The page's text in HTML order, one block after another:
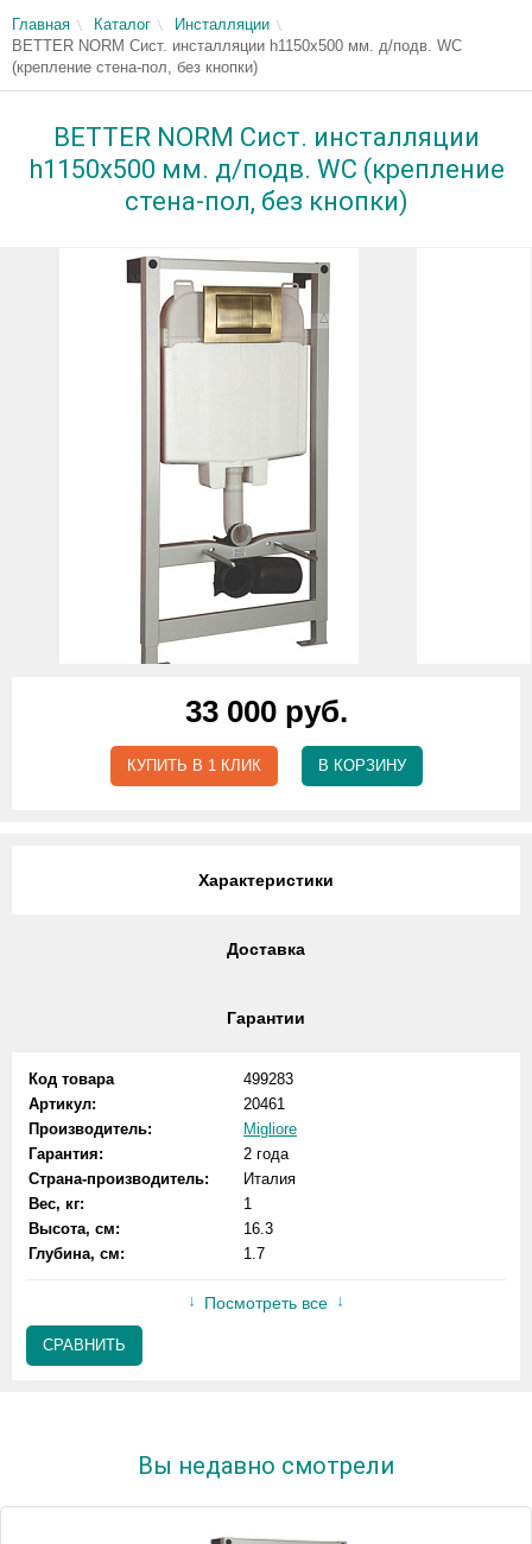
Главная Каталог
Инсталляции
BETTER NORM Сист. инсталляции h1150x500 мм. д/подв. WC
(крепление стена-пол, без кнопки)
BETTER NORM Сист. инсталляции
h1150x500 мм. д/подв. WC (крепление
стена-пол, без кнопки)
33 000 руб.
КУПИТЬ В 1 КЛИК В КОРЗИНУ
Характеристики
Доставка
Гарантии
Код товара
499283
Артикул:
20461
Производитель:
Migliore
Гарантия:
2 года
Страна-производитель:
Италия
Вес, кг:
1
Высота, см:
16.3
Глубина, см:
1.7
Посмотреть все
СРАВНИТЬ
Вы недавно смотрели